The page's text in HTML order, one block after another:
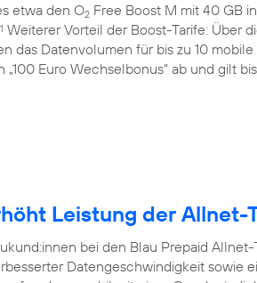
etwa den O2 Free Boost M mit 40 GB
1 Weiterer Vorteil der Boost-Tarife: Über
das Datenvolumen für bis zu 10 mobile
Euro Wechselbonus“ ab und gilt bis
Leistung der Allnet-
bei den Blau Prepaid Allnet-
Datengeschwindigkeit sowie